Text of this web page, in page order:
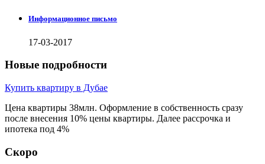
Информационное письмо
17-03-2017
Новые подробности
Купить квартиру в Дубае
Цена квартиры 38млн. Оформление в собственность сразу
после внесения 10% цены квартиры. Далее рассрочка и
ипотека под 4%
Скоро